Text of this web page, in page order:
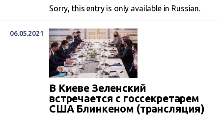
Sorry, this entry is only available in Russian.
06.05.2021
В Киеве Зеленский
встречается с госсекретарем
США Блинкеном (трансляция)